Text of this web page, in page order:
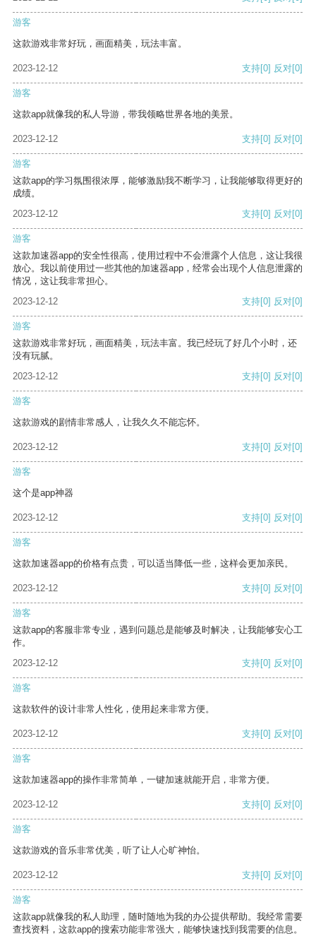
游客
这款游戏非常好玩，画面精美，玩法丰富。
2023-12-12 支持[0] 反对[0]
游客
这款app就像我的私人导游，带我领略世界各地的美景。
2023-12-12 支持[0] 反对[0]
游客
这款app的学习氛围很浓厚，能够激励我不断学习，让我能够取得更好的
成绩。
2023-12-12
支持[0] 反对[0]
游客
这款加速器app的安全性很高，使用过程中不会泄露个人信息，这让我很
放心。我以前使用过一些其他的加速器app，经常会出现个人信息泄露的
情况，这让我非常担心。
2023-12-12
支持[0] 反对[0]
游客
这款游戏非常好玩，画面精美，玩法丰富。我已经玩了好几个小时，还
没有玩腻。
2023-12-12
支持[0] 反对[0]
游客
这款游戏的剧情非常感人，让我久久不能忘怀。
2023-12-12 支持[0] 反对[0]
游客
这个是app神器
2023-12-12 支持[0] 反对[0]
游客
这款加速器app的价格有点贵，可以适当降低一些，这样会更加亲民。
2023-12-12 支持[0] 反对[0]
游客
这款app的客服非常专业，遇到问题总是能够及时解决，让我能够安心工
作。
2023-12-12
支持[0] 反对[0]
游客
这款软件的设计非常人性化，使用起来非常方便。
2023-12-12 支持[0] 反对[0]
游客
这款加速器app的操作非常简单，一键加速就能开启，非常方便。
2023-12-12 支持[0] 反对[0]
游客
这款游戏的音乐非常优美，听了让人心旷神怡。
2023-12-12 支持[0] 反对[0]
游客
这款app就像我的私人助理，随时随地为我的办公提供帮助。我经常需要
查找资料，这款app的搜索功能非常强大，能够快速找到我需要的信息。